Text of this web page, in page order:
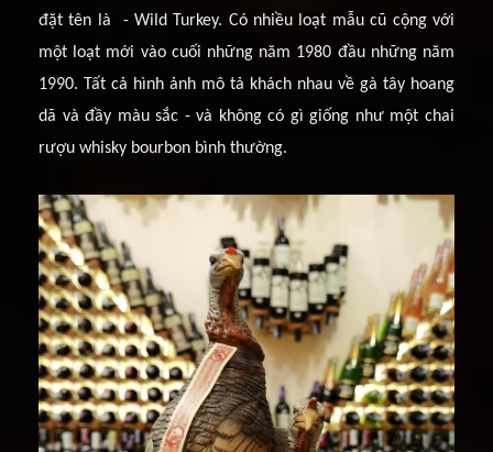
đặt tên là - Wild Turkey. Có nhiều loạt mẫu cũ cộng với
một loạt mới vào cuối những năm 1980 đầu những năm
1990. Tất cả hình ảnh mô tả khách nhau về gà tây hoang
dã và đầy màu sắc - và không có gì giống như một chai
rượu whisky bourbon bình thường.